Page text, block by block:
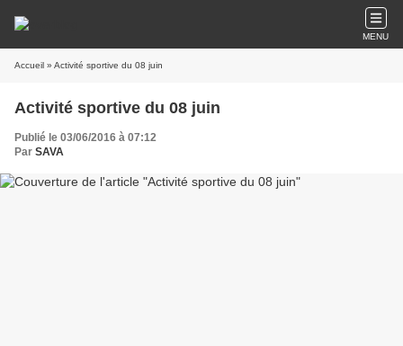
MENU
Accueil » Activité sportive du 08 juin
Activité sportive du 08 juin
Publié le 03/06/2016 à 07:12
Par SAVA